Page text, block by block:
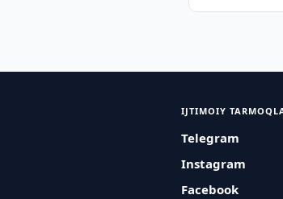
IJTIMOIY
Telegram
Instagram
Facebook